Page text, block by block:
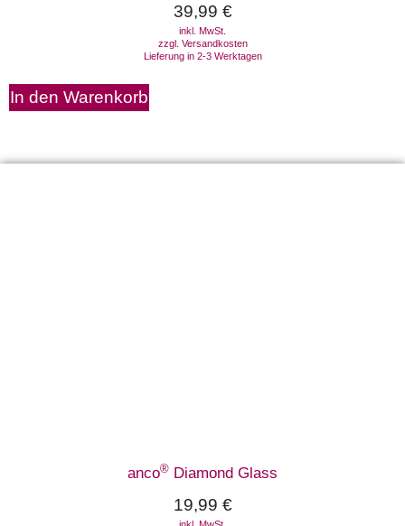
39,99 €
inkl. MwSt.
zzgl. Versandkosten
Lieferung in 2-3 Werktagen
In den Warenkorb
anco® Diamond Glass
19,99 €